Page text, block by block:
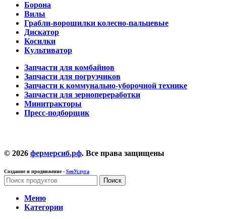
Борона
Вилы
Грабли-ворошилки колесно-пальцевые
Дискатор
Косилки
Культиватор
Запчасти для комбайнов
Запчасти для погрузчиков
Запчасти к коммунально-уборочной технике
Запчасти для зернопереработки
Минитракторы
Пресс-подборщик
© 2026 фермерсиб.рф. Все права защищены
Создание и продвижение - SeoУслуга
Поиск
Меню
Категории